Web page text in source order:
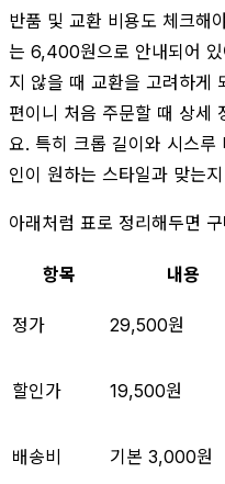
반품 및 교환 비용도 체크해
는 6,400원으로 안내되어
지 않을 때 교환을 고려하게
편이니 처음 주문할 때 상세
요. 특히 크롭 길이와 시스루
인이 원하는 스타일과 맞는
아래처럼 표로 정리해두면
항목 내용
정가 29,500원
할인가 19,500원
배송비 기본 3,000원